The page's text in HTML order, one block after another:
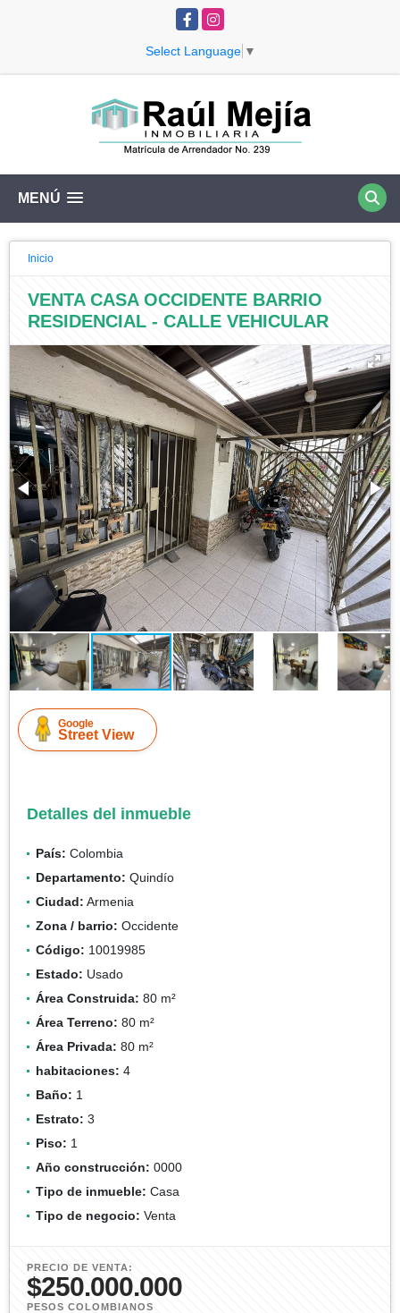
FacebookInstagram
Select Language ▼
MENÚ
Inicio
VENTA CASA OCCIDENTE BARRIO
RESIDENCIAL - CALLE VEHICULAR
Google
Street View
Detalles del inmueble
País: Colombia
Departamento: Quindío
Ciudad: Armenia
Zona / barrio: Occidente
Código: 10019985
Estado: Usado
Área Construida: 80 m²
Área Terreno: 80 m²
Área Privada: 80 m²
habitaciones: 4
Baño: 1
Estrato: 3
Piso: 1
Año construcción: 0000
Tipo de inmueble: Casa
Tipo de negocio: Venta
PRECIO DE VENTA:
$250.000.000
PESOS COLOMBIANOS